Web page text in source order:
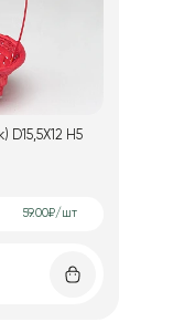
D15,5X12 H5
59.00₽/шт